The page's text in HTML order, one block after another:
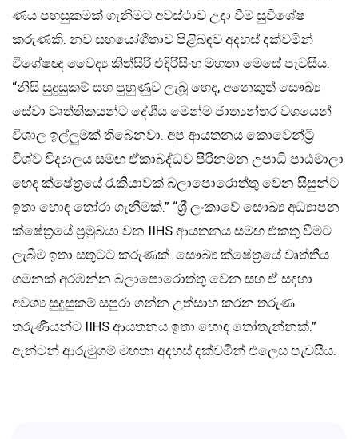
ණය පහසුකමක් ගැනීමට අවස්ථාව උදා වීම සුවිශේෂ
කරුණකි. නව සහයෝගීතාව පිළිබඳව අදහස් දක්වමින්
විශේෂඥ වෛද්‍ය කිත්සිරි එදිරිසිංහ මහතා මෙසේ පැවසීය.
“නිසි සුදුසුකම් සහ පුහුණුව ලැබූ හෙද, අනෙකුත් සෞඛ්‍ය
සේවා වෘත්තිකයන්ට දේශීය මෙන්ම ජාත්‍යන්තර වශයෙන්
විශාල ඉල්ලුමක් තිබෙනවා. අප ආයතනය කොවෙන්ට්‍රි
විශ්ව විද්‍යාලය සමඟ ඒකාබද්ධව පිරිනමන උපාධි පාඨමාලා
හෙද ක්ෂේත්‍රයේ රැකියාවක් බලාපොරොත්තු වෙන සිසුන්ට
ඉතා හොඳ තෝරා ගැනීමක්.” “ශ්‍රී ලංකාවේ සෞඛ්‍ය අධ්‍යාපන
ක්ෂේත්‍රයේ ප්‍රමුඛයා වන IIHS ආයතනය සමඟ එකතු වීමට
ලැබීම ඉතා සතුටට කරුණක්. සෞඛ්‍ය ක්ෂේත්‍රයේ වෘත්තීය
ගමනක් අරඹන්න බලාපොරොත්තු වෙන සහ ඒ සඳහා
අවශ්‍ය සුදුසුකම් සපුරා ගන්න උත්සාහ කරන තරුණ
තරුණියන්ට IIHS ආයතනය ඉතා හොඳ තෝතැන්නක්.”
ඇන්ටන් ආරුමුගම් මහතා අදහස් දක්වමින් එලෙස පැවසීය.